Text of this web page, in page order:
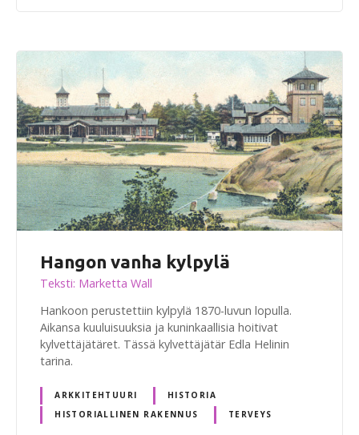
Hangon vanha kylpylä
Teksti: Marketta Wall
Hankoon perustettiin kylpylä 1870-luvun lopulla.
Aikansa kuuluisuuksia ja kuninkaallisia hoitivat
kylvettäjätäret. Tässä kylvettäjätär Edla Helinin
tarina.
ARKKITEHTUURI
HISTORIA
HISTORIALLINEN RAKENNUS
TERVEYS